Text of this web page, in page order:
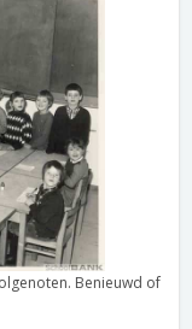
Benieuwd of